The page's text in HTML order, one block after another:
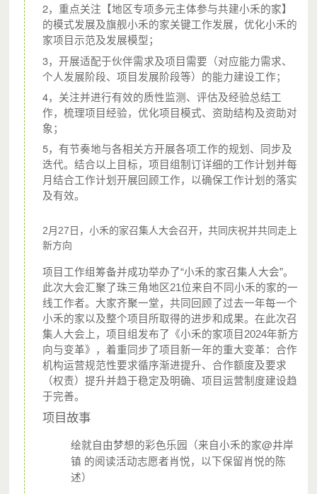
千禾社区基金会是2009年成立的中国第一家以“社区”命名的
基金会，是首批获得广东省民政厅认定的慈善组织之一，并
于2017年获得广东省民政厅颁发的5A级基金会荣誉。
作为一家立足珠三角的社区基金会，千禾基于珠三角社区面
临的生计、教育和环境问题，动员并联结基层政府、企业、
基金会、慈善团体和研究机构等各界力量，持续开展社区服
务、共建共享社区资源、打造社区文化，推动社区创新发
展、合作与多元治理，进而建设一个公正、关爱和可持续发
展的社会。
2，重点关注【地区专项多元主体参与共建小禾的家】
的模式发展及旗舰小禾的家关键工作发展，优化小禾的
家项目示范及发展模型；
3，开展适配于伙伴需求及项目需要（对应能力需求、
个人发展阶段、项目发展阶段等）的能力建设工作；
4，关注并进行有效的质性监测、评估及经验总结工
作，梳理项目经验，优化项目模式、资助结构及资助对
象；
5，有节奏地与各相关方开展各项工作的规划、同步及
迭代。结合以上目标，项目组制订详细的工作计划并每
月结合工作计划开展回顾工作，以确保工作计划的落实
及有效。
2月27日，小禾的家召集人大会召开，共同庆祝并共同走上
新方向
项目工作组筹备并成功举办了“小禾的家召集人大会”。
此次大会汇聚了珠三角地区21位来自不同小禾的家的一
线工作者。大家齐聚一堂，共同回顾了过去一年每一个
小禾的家以及整个项目所取得的进步和成果。在此次召
集人大会上，项目组发布了《小禾的家项目2024年新方
向与变革》，着重同步了项目新一年的重大变革：合作
机构运营规范性要求循序渐进提升、合作额度及要求
（权责）提升并趋于稳定及明确、项目运营制度建设趋
于完善。
项目故事
绘就自由梦想的彩色乐园（来自小禾的家@井岸
镇 的阅读活动志愿者肖悦，以下保留肖悦的陈
述）